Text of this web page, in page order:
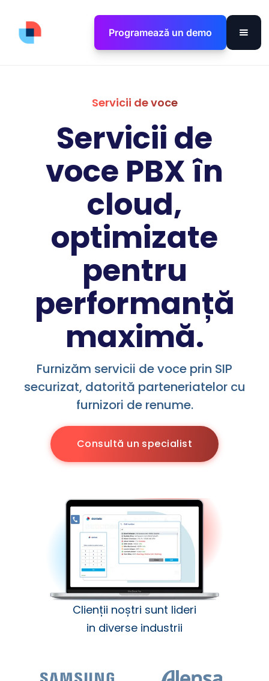
Programează un demo
Servicii de voce
Servicii de
voce PBX în
cloud,
optimizate
pentru
performanță
maximă.
Furnizăm servicii de voce prin SIP
securizat, datorită parteneriatelor cu
furnizori de renume.
Consultă un specialist
Clienții noștri sunt lideri
in diverse industrii